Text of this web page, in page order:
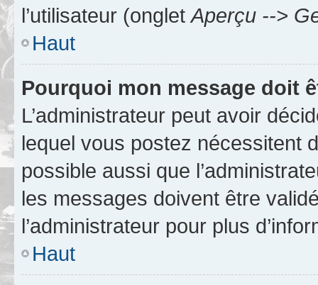
l’utilisateur (ongletAperçu -->
Haut
Pourquoi mon message doit
L’administrateur peut avoir
lequel vous postez nécessitent
possible aussi que
les messages doivent être
l’administrateur pour plus
Haut